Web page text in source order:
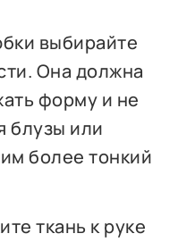
выбирайте
Она должна
форму и не
блузы или
более тонкий
ткань к руке